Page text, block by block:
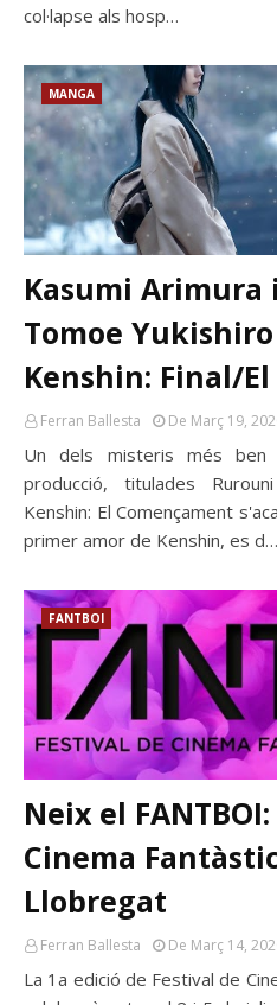
col·lapse als hosp…
MANGA
Kasumi
Tomoe
Kenshin: Final/
Ferran Ballesta De Març 19,
Un dels misteris més ben
producció, titulades
Kenshin: El Començament
primer amor de Kenshin, es d…
FANTBOI
Neix el
Cinema
Llobregat
Ferran Ballesta De Març 14,
La 1a edició de Festival de